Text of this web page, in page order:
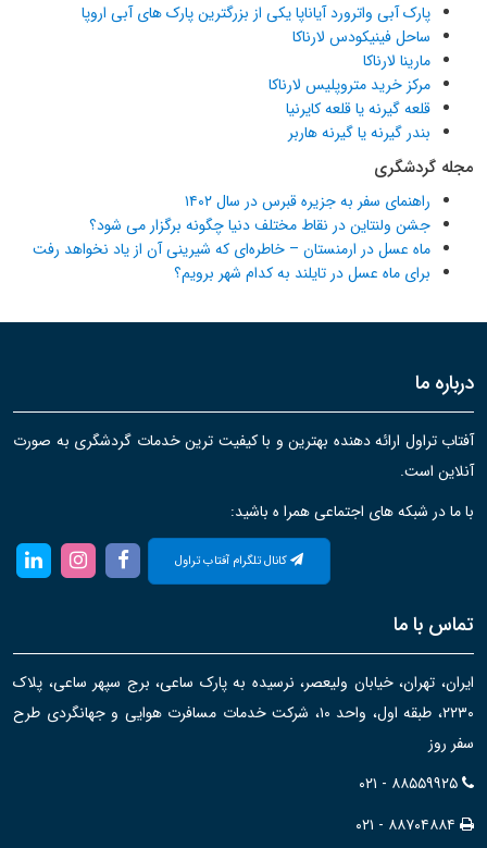
پارک آبی واترورد آیاناپا یکی از بزرگترین پارک های آبی اروپا
ساحل فینیکودس لارناکا
مارینا لارناکا
مرکز خرید متروپلیس لارناکا
قلعه گیرنه یا قلعه کایرنیا
بندر گیرنه یا گیرنه هاربر
مجله گردشگری
راهنمای سفر به جزیره قبرس در سال ۱۴۰۲
جشن ولنتاین در نقاط مختلف دنیا چگونه برگزار می شود؟
ماه عسل در ارمنستان – خاطره‌ای که شیرینی آن از یاد نخواهد رفت
برای ماه عسل در تایلند به کدام شهر برویم؟
درباره ما
آفتاب تراول ارائه دهنده بهترین و با کیفیت ترین خدمات گردشگری به صورت
آنلاین است.
با ما در شبکه های اجتماعی همرا ه باشید:
کانال تلگرام آفتاب تراول
تماس با ما
ایران، تهران، خیابان ولیعصر، نرسیده به پارک ساعی، برج سپهر ساعی، پلاک
۲۲۳۰، طبقه اول، واحد ۱۰، شرکت خدمات مسافرت هوایی و جهانگردی طرح
سفر روز
۰۲۱ - ۸۸۵۵۹۹۲۵
۰۲۱ - ۸۸۷۰۴۸۸۴